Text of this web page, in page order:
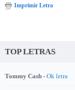
Imprimir Letra
TOP LETRAS
Tommy Cash - Ok letra